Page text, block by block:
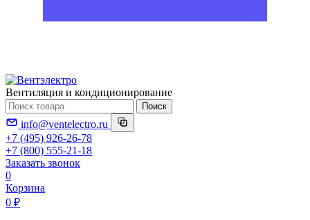
Вентиляция и кондиционирование
Поиск
info@ventelectro.ru
+7 (495) 926-26-78
+7 (800) 555-21-18
Заказать звонок
0
Корзина
0 ₽